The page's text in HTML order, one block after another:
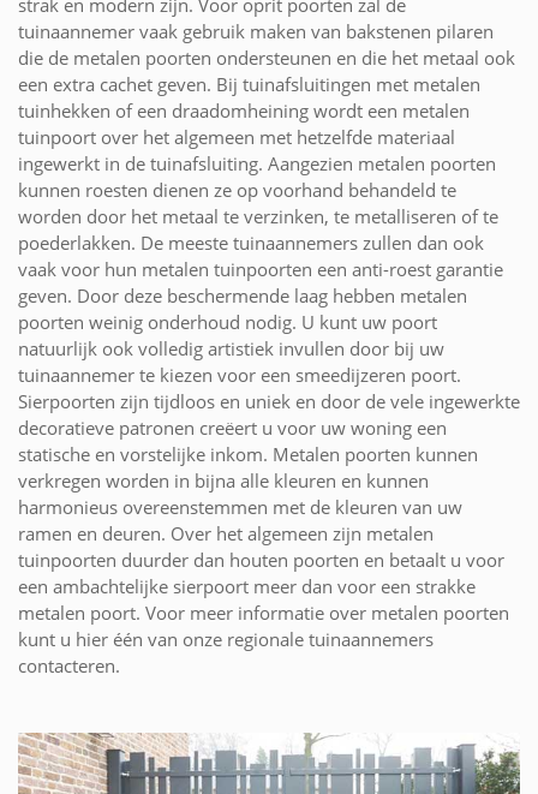
tuinaannemer vaak gebruik maken van bakstenen pilaren
die de metalen poorten ondersteunen en die het metaal ook
een extra cachet geven. Bij tuinafsluitingen met metalen
tuinhekken of een draadomheining wordt een metalen
tuinpoort over het algemeen met hetzelfde materiaal
ingewerkt in de tuinafsluiting. Aangezien metalen poorten
kunnen roesten dienen ze op voorhand behandeld te
worden door het metaal te verzinken, te metalliseren of te
poederlakken. De meeste tuinaannemers zullen dan ook
vaak voor hun metalen tuinpoorten een anti-roest garantie
geven. Door deze beschermende laag hebben metalen
poorten weinig onderhoud nodig. U kunt uw poort
natuurlijk ook volledig artistiek invullen door bij uw
tuinaannemer te kiezen voor een smeedijzeren poort.
Sierpoorten zijn tijdloos en uniek en door de vele ingewerkte
decoratieve patronen creëert u voor uw woning een
statische en vorstelijke inkom. Metalen poorten kunnen
verkregen worden in bijna alle kleuren en kunnen
harmonieus overeenstemmen met de kleuren van uw
ramen en deuren. Over het algemeen zijn metalen
tuinpoorten duurder dan houten poorten en betaalt u voor
een ambachtelijke sierpoort meer dan voor een strakke
metalen poort. Voor meer informatie over metalen poorten
kunt u hier één van onze regionale tuinaannemers
contacteren.